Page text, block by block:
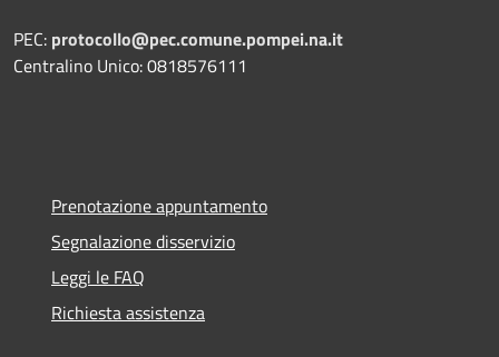
PEC: protocollo@pec.comune.pompei.na.it
Centralino Unico: 0818576111
Prenotazione appuntamento
Segnalazione disservizio
Leggi le FAQ
Richiesta assistenza